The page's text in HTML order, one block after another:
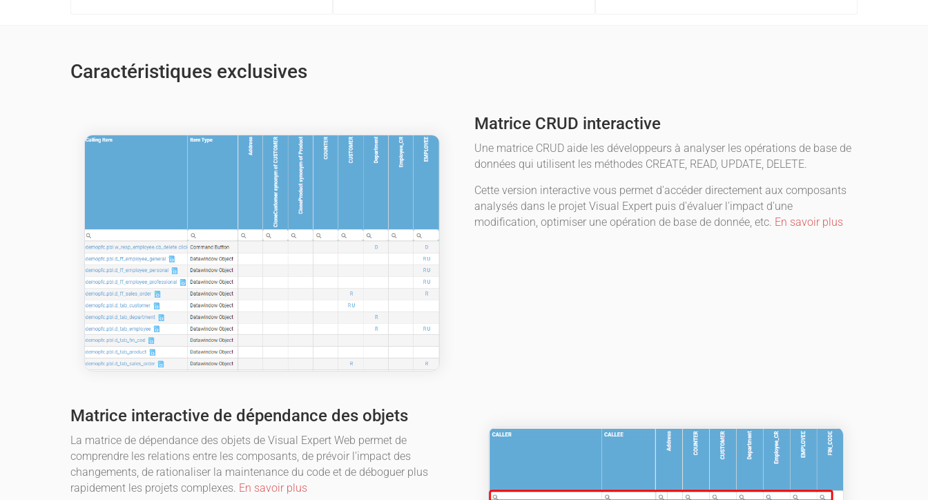
Caractéristiques exclusives
Matrice CRUD interactive
Une matrice CRUD aide les développeurs à analyser les opérations de base de
données qui utilisent les méthodes CREATE, READ, UPDATE, DELETE.
Cette version interactive vous permet d'accéder directement aux composants
analysés dans le projet Visual Expert puis d'évaluer l'impact d'une
modification, optimiser une opération de base de donnée, etc. En savoir plus
Matrice interactive de dépendance des objets
La matrice de dépendance des objets de Visual Expert Web permet de
comprendre les relations entre les composants, de prévoir l'impact des
changements, de rationaliser la maintenance du code et de déboguer plus
rapidement les projets complexes. En savoir plus